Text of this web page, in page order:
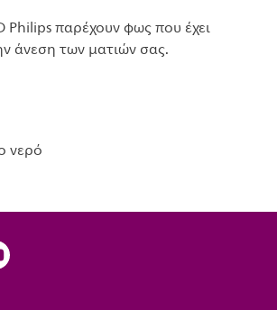
Philips παρέχουν φως που έχει
άνεση των ματιών σας.
νερό